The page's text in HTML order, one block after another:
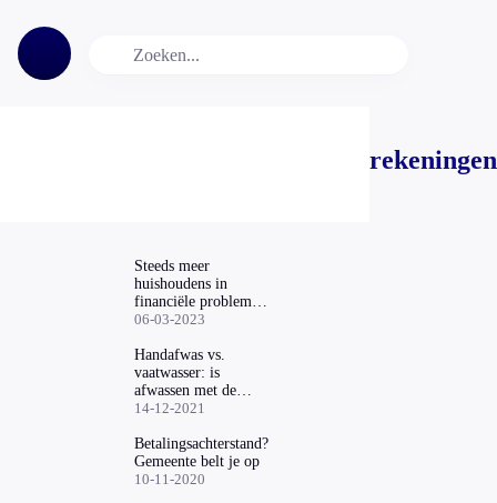
rekeningen
Steeds meer
huishoudens in
financiële problemen
door stijgende kosten
06-03-2023
Handafwas vs.
vaatwasser: is
afwassen met de
hand écht
14-12-2021
Betalingsachterstand?
Gemeente belt je op
10-11-2020